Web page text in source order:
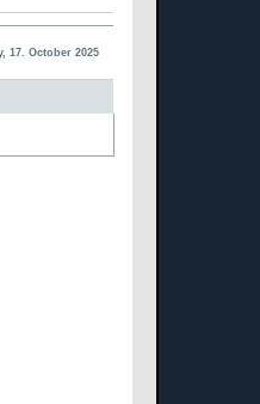
17. October 2025